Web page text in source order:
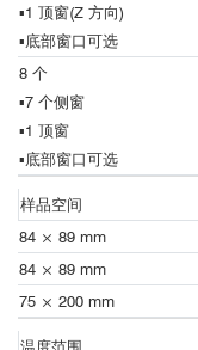
▪1 顶窗(Z 方向)
▪底部窗口可选
8 个
▪7 个侧窗
▪1 顶窗
▪底部窗口可选
样品空间
84 × 89 mm
84 × 89 mm
75 × 200 mm
温度范围
大容量样品舱
MnBi2Te4
基于超精准
低温磁场超快光谱
Commun
https://doi.org/10.1038/
https://qd-
图1，测量设备与光路
华盛顿大学（美国）
俄勒冈州立大学（美国）
纽约州立大学石溪分校（
乔治梅森大学（美国）
马普微结构物理研究所 （
哥廷根大学（德国）